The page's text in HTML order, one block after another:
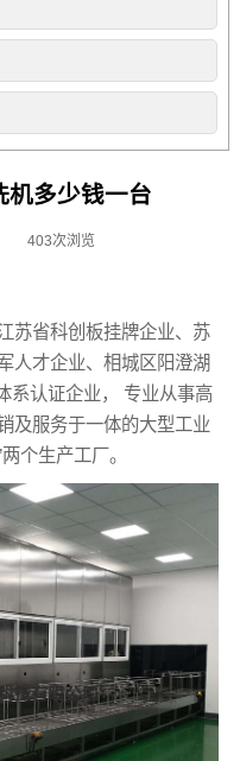
机多少钱一台
403次浏览
苏省科创板挂牌企业、苏
人才企业、相城区阳澄湖
系认证企业， 专业从事高
及服务于一体的大型工业
个生产工厂。